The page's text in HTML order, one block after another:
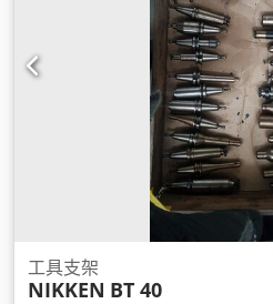
工具支架
NIKKEN BT 40